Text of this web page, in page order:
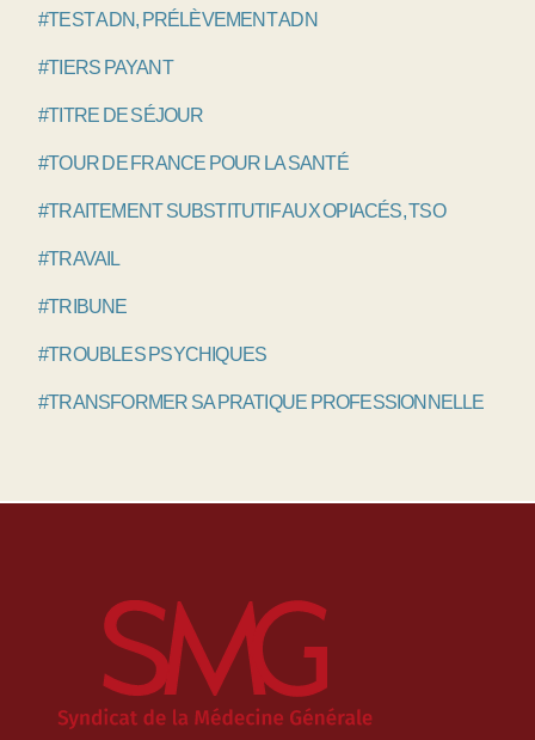
#TEST ADN, PRÉLÈVEMENT ADN
#TIERS PAYANT
#TITRE DE SÉJOUR
#TOUR DE FRANCE POUR LA SANTÉ
#TRAITEMENT SUBSTITUTIF AUX OPIACÉS, TSO
#TRAVAIL
#TRIBUNE
#TROUBLES PSYCHIQUES
#TRANSFORMER SA PRATIQUE PROFESSIONNELLE